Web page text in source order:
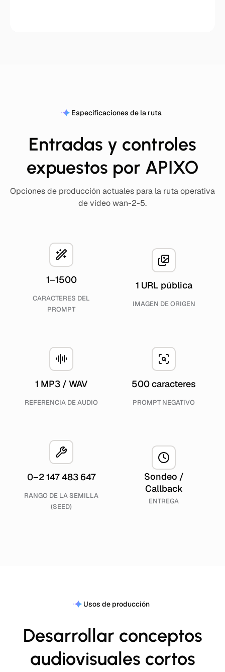
Especificaciones de la ruta
Entradas y controles
expuestos por APIXO
Opciones de producción actuales para la ruta operativa
de vídeo wan-2-5.
1–1500
CARACTERES DEL
PROMPT
1 URL pública
IMAGEN DE ORIGEN
1 MP3 / WAV
REFERENCIA DE AUDIO
500 caracteres
PROMPT NEGATIVO
0–2 147 483 647
RANGO DE LA SEMILLA
(SEED)
Sondeo /
Callback
ENTREGA
Usos de producción
Desarrollar conceptos
audiovisuales cortos